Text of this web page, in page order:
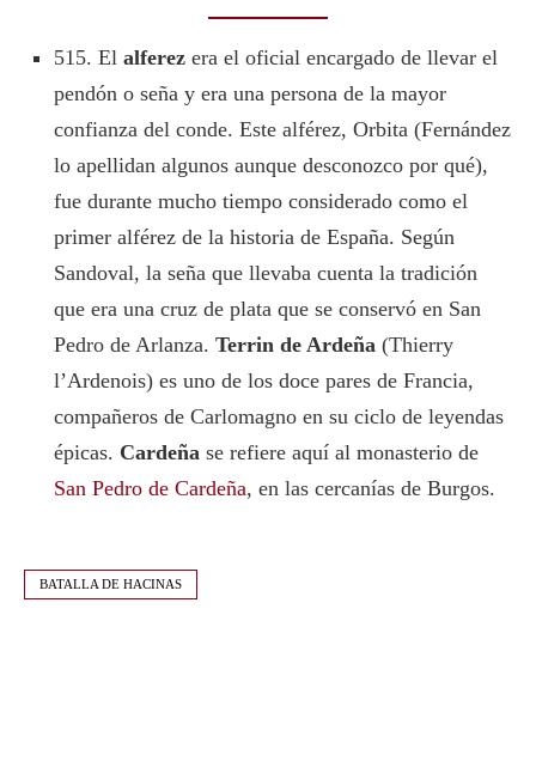
515. El alferez era el oficial encargado de llevar el
pendón o seña y era una persona de la mayor
confianza del conde. Este alférez, Orbita (Fernández
lo apellidan algunos aunque desconozco por qué),
fue durante mucho tiempo considerado como el
primer alférez de la historia de España. Según
Sandoval, la seña que llevaba cuenta la tradición
que era una cruz de plata que se conservó en San
Pedro de Arlanza. Terrin de Ardeña (Thierry
l’Ardenois) es uno de los doce pares de Francia,
compañeros de Carlomagno en su ciclo de leyendas
épicas. Cardeña se refiere aquí al monasterio de
San Pedro de Cardeña, en las cercanías de Burgos.
BATALLA DE HACINAS